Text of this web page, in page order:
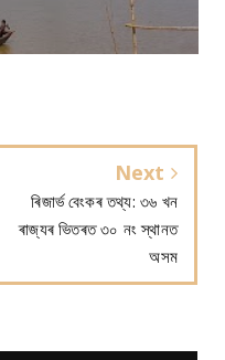
Next
ৰিজাৰ্ভ বেংকৰ তথ্য: ৩৬ খন
ৰাজ্যৰ ভিতৰত ৩০ নং স্থানত
অসম